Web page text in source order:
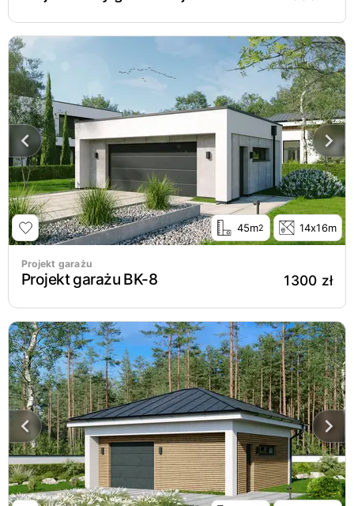
45m2 14x16m
Projekt garażu
Projekt garażu BK-8 1300 zł